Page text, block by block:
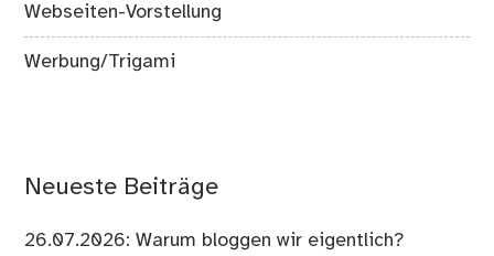
Webseiten-Vorstellung
Werbung/Trigami
Neueste Beiträge
26.07.2026: Warum bloggen wir eigentlich?